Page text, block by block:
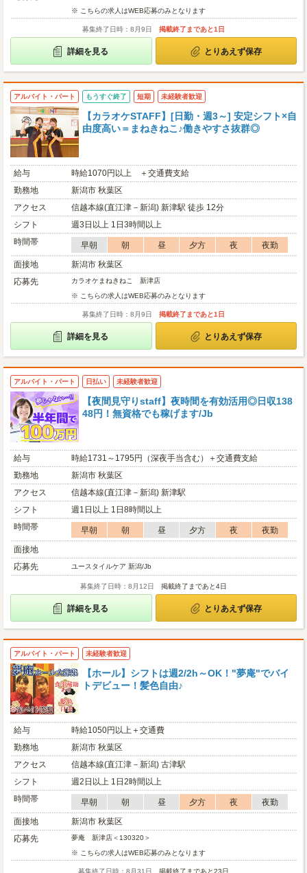
※ こちらの求人はWEB応募のみとなります
募集終了日時：8月9日 掲載終了まであと1日
詳細を見る とりあえず保存
アルバイト・パート もうすぐ終了 短期 未経験者歓迎
【カラオケSTAFF】[日勤・週3～] 安定シフト×自
由度高い＝まねきねこ♪働きやすさ抜群◎
給与
時給1070円以上 ＋交通費支給
勤務地
新潟市 秋葉区
アクセス
信越本線(直江津－新潟) 新津駅 徒歩 12分
シフト
週3日以上 1日3時間以上
時間帯
早朝 朝 昼 夕方 夜
夜勤
面接地
新潟市 秋葉区
応募先
カラオケまねきねこ 新津店
※ こちらの求人はWEB応募のみとなります
募集終了日時：8月9日 掲載終了まであと1日
詳細を見る とりあえず保存
アルバイト・パート 日払い 未経験者歓迎
【夜間見守りstaff】夜時間を有効活用◎日収138
48円！無資格でも稼げます/Jb
給与
時給1731～1795円（深夜手当含む）＋交通費支給
勤務地
新潟市 秋葉区
アクセス
信越本線(直江津－新潟) 新津駅
シフト
週1日以上 1日8時間以上
時間帯
早朝 朝 昼 夕方 夜
夜勤
面接地
応募先
ユースタイルケア 新潟/Jb
募集終了日時：8月12日 掲載終了まであと4日
詳細を見る とりあえず保存
アルバイト・パート 未経験者歓迎
【ホール】シフトは週2/2h～OK！"夢庵"でバイ
トデビュー！髪色自由♪
給与
時給1050円以上＋交通費
勤務地
新潟市 秋葉区
アクセス
信越本線(直江津－新潟) 古津駅
シフト
週2日以上 1日2時間以上
時間帯
早朝 朝 昼 夕方 夜
夜勤
面接地
新潟市 秋葉区
応募先
夢庵 新津店＜130320＞
※ こちらの求人はWEB応募のみとなります
募集終了日時：8月31日 掲載終了まであと23日